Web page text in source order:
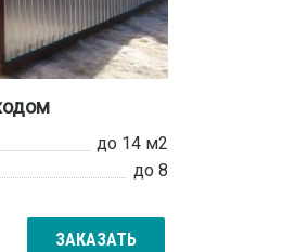
до 14 м2
до 8
ЗАКАЗАТЬ